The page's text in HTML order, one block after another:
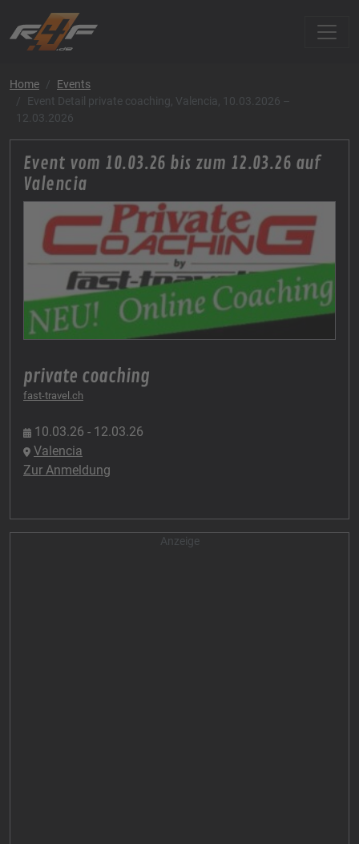
Home
Events
Event Detail private coaching, Valencia, 10.03.2026 –
12.03.2026
Event vom 10.03.26 bis zum 12.03.26 auf
Valencia
private coaching
fast-travel.ch
10.03.26 - 12.03.26
Valencia
Zur Anmeldung
Anzeige